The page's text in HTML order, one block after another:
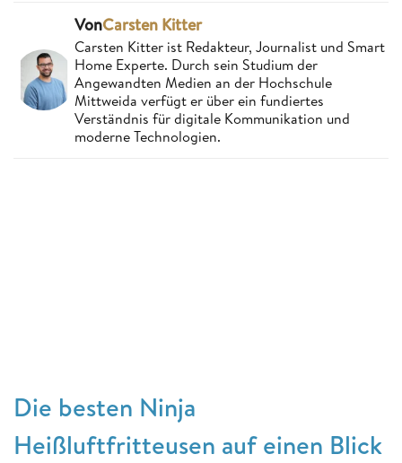
VonCarsten Kitter
Carsten Kitter ist Redakteur, Journalist und Smart
Home Experte. Durch sein Studium der
Angewandten Medien an der Hochschule
Mittweida verfügt er über ein fundiertes
Verständnis für digitale Kommunikation und
moderne Technologien.
Die besten Ninja
Heißluftfritteusen auf einen Blick